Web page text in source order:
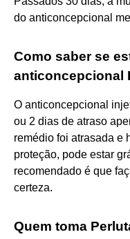
do anticoncepcional
Como saber se
anticoncepcional
O anticoncepcional
ou 2 dias de atraso
remédio foi atrasada e
proteção, pode estar
recomendado é que
certeza.
Quem toma